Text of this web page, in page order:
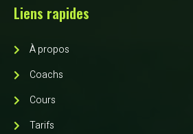
Liens rapides
À propos
Coachs
Cours
Tarifs